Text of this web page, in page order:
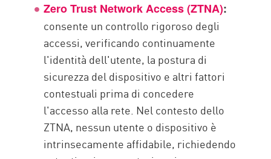
Zero Trust Network Access (ZTNA):
consente un controllo rigoroso degli
accessi, verificando continuamente
l'identità dell'utente, la postura di
sicurezza del dispositivo e altri fattori
contestuali prima di concedere
l'accesso alla rete. Nel contesto dello
ZTNA, nessun utente o dispositivo è
intrinsecamente affidabile, richiedendo